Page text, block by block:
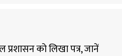
को लिखा पत्र, जानें